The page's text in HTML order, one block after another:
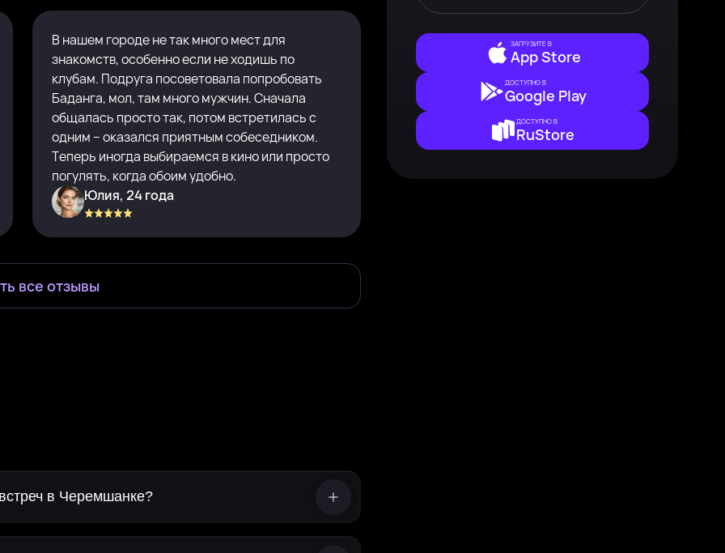
В нашем городе не так много мест для
знакомств, особенно если не ходишь по
клубам. Подруга посоветовала попробовать
Баданга, мол, там много мужчин. Сначала
общалась просто так, потом встретилась с
одним – оказался приятным собеседником.
Теперь иногда выбираемся в кино или просто
погулять, когда обоим удобно.
Юлия, 24 года
все отзывы
в Черемшанке?
ЗАГРУЗИТЕ В
App Store
ДОСТУПНО В
Google Play
ДОСТУПНО В
RuStore